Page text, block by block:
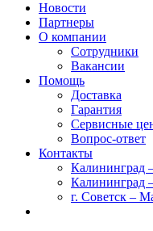
Новости
Партнеры
О компании
Сотрудники
Вакансии
Помощь
Доставка
Гарантия
Сервисные
Вопрос-ответ
Контакты
Калининград
Калининград
г. Советск –